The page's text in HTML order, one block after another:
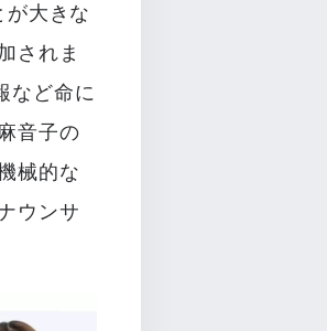
が大きな
されま
など命に
音子の
械的な
ウンサ